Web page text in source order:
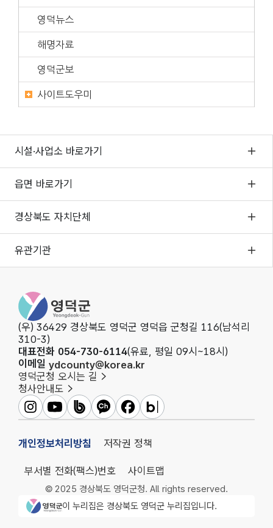
영덕뉴스
해명자료
영덕군보
사이트도우미
시설·사업소 바로가기
읍면 바로가기
경상북도 자치단체
유관기관
영덕군청
(우) 36429 경상북도 영덕군 영덕읍 군청길 116(남석리
310-3)
대표전화 054-730-6114(유료, 평일 09시~18시)
이메일 ydcounty@korea.kr
영덕군청 오시는 길
청사안내도
영덕군인스타그램
영덕군유튜브영덕군밴드영덕군카카오채널
영덕군페이스북
영덕군블로그
개인정보처리방침 저작권 정책
부서별 전화(팩스)번호 사이트맵
© 2025 경상북도 영덕군청. All rights reserved.
영덕군청 로고이 누리집은 경상북도 영덕군 누리집입니다.